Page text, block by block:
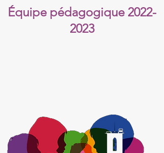
Équipe pédagogique 2022-
2023